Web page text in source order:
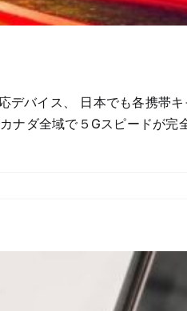
バイス、 日本でも各携帯
ナダ全域で５Gスピードが